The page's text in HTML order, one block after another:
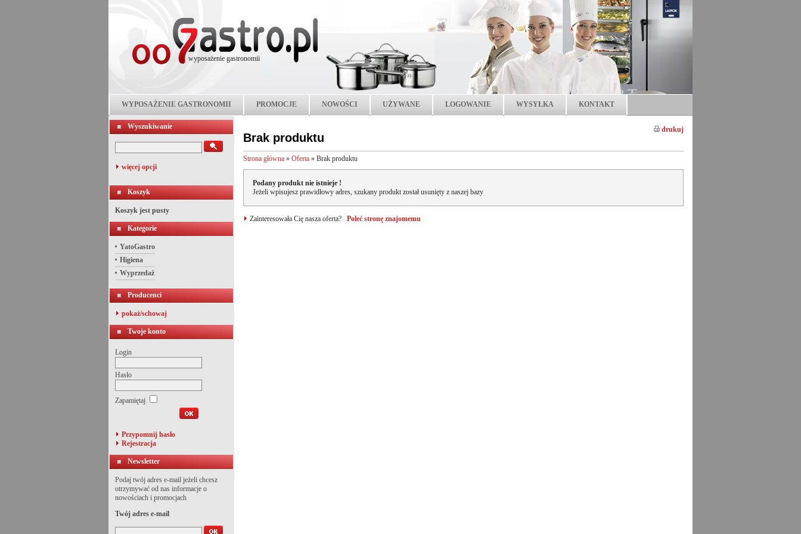
wyposażenie gastronomii
WYPOSAŻENIE GASTRONOMII PROMOCJE NOWOŚCI UŻYWANE LOGOWANIE WYSYŁKA KONTAKT
Wyszukiwanie
więcej opcji
Koszyk
Koszyk jest pusty
Kategorie
YatoGastro
Higiena
Wyprzedaż
Producenci
pokaż/schowaj
Twoje konto
Login
Hasło
Zapamiętaj
Przypomnij hasło
Rejestracja
Newsletter
Podaj twój adres e-mail jeżeli chcesz
otrzymywać od nas informacje o
nowościach i promocjach
Twój adres e-mail
drukuj
Brak produktu
Strona główna » Oferta » Brak produktu
Podany produkt nie istnieje !
Jeżeli wpisujesz prawidłowy adres, szukany produkt został usunięty z naszej bazy
Zainteresowała Cię nasza oferta? Poleć stronę znajomemu